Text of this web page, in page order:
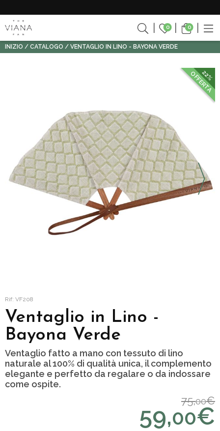
0 0
INIZIO CATALOGO VENTAGLIO IN LINO - BAYONA VERDE
22%
OFFERTA
Rif: VF208
Ventaglio in Lino -
Bayona Verde
Ventaglio fatto a mano con tessuto di lino
naturale al 100% di qualità unica, il complemento
elegante e perfetto da regalare o da indossare
come ospite.
75,00€
59,00€